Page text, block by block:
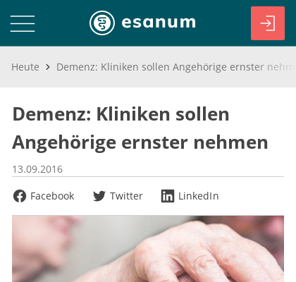
Heute
Demenz: Kliniken sollen
Angehörige ernster nehmen
13.09.2016
Facebook
Twitter LinkedIn